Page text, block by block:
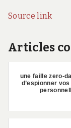
Source link
Articles
une faille zero-
d’espionner